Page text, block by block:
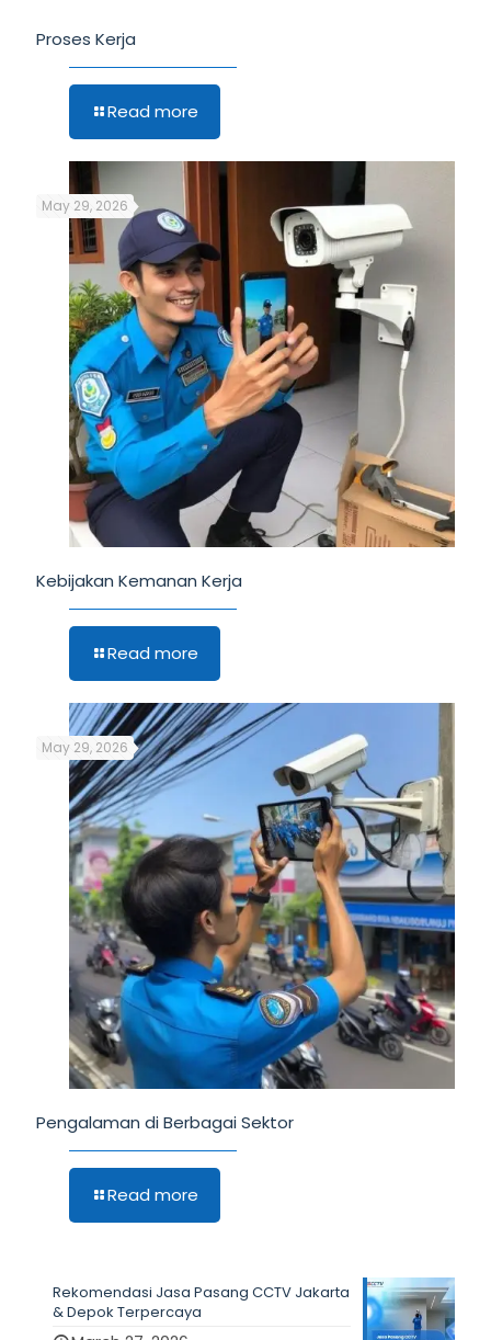
Proses Kerja
Read more
May 29, 2026
Kebijakan Kemanan Kerja
Read more
May 29, 2026
Pengalaman di Berbagai Sektor
Read more
Rekomendasi Jasa Pasang CCTV Jakarta
& Depok Terpercaya